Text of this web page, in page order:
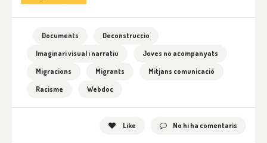
Documents
Deconstruccio
Imaginari visual i narratiu
Joves no acompanyats
Migracions
Migrants
Mitjans comunicació
Racisme
Webdoc
Like No hi ha comentaris